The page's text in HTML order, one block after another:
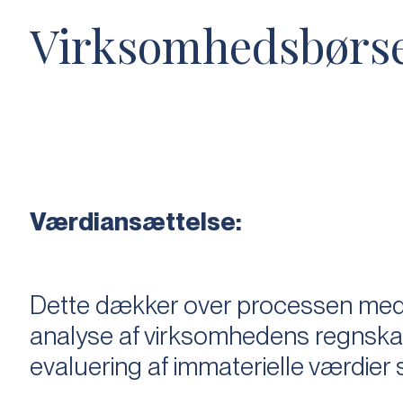
Værdiansættelse:
Dette dækker over processen
analyse af virksomhedens
evaluering af immaterielle